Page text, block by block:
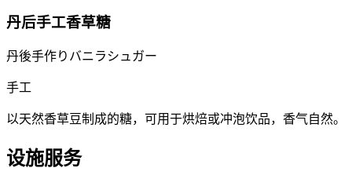
丹后手工香草糖
丹後手作りバニラシュガー
手工
以天然香草豆制成的糖，可用于烘焙或冲泡饮品，香气自然。
设施服务